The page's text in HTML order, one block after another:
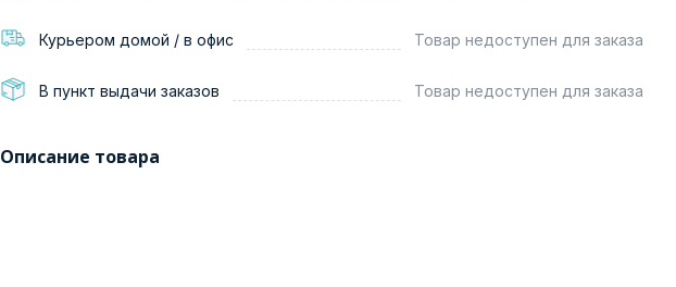
Курьером домой / в офис Товар недоступен для заказа
В пункт выдачи заказов Товар недоступен для заказа
Описание товара